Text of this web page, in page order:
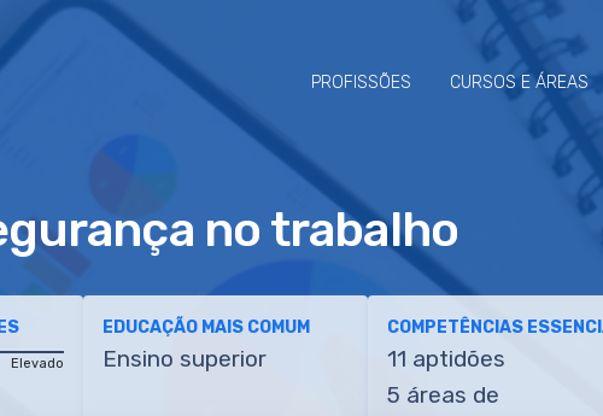
PROFISSÕES CURSOS E ÁREAS
no trabalho
Elevado
EDUCAÇÃO MAIS COMUM
Ensino superior
COMPETÊNCIAS
11 aptidões
5 áreas de